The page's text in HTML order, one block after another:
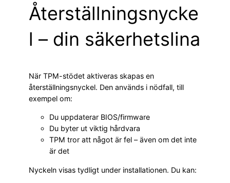
Återställningsnycke
l – din säkerhetslina
När TPM-stödet aktiveras skapas en
återställningsnyckel. Den används i nödfall, till
exempel om:
Du uppdaterar BIOS/firmware
Du byter ut viktig hårdvara
TPM tror att något är fel – även om det inte
är det
Nyckeln visas tydligt under installationen. Du kan: